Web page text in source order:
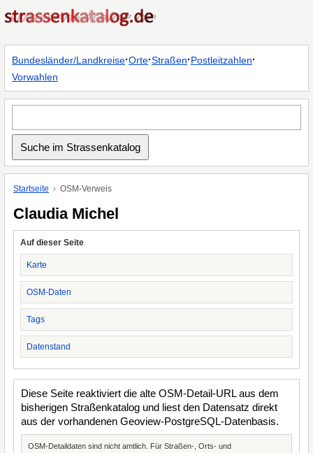
Bundesländer/Landkreise·Orte·Straßen·Postleitzahlen·
Vorwahlen
Startseite OSM-Verweis
Claudia Michel
Auf dieser Seite
Karte
OSM-Daten
Tags
Datenstand
Diese Seite reaktiviert die alte OSM-Detail-URL aus dem
bisherigen Straßenkatalog und liest den Datensatz direkt
aus der vorhandenen Geoview-PostgreSQL-Datenbasis.
OSM-Detaildaten sind nicht amtlich. Für Straßen-, Orts- und